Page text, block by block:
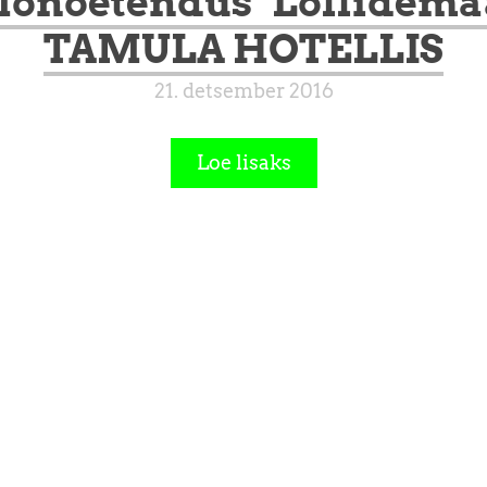
TAMULA HOTELLIS
21. detsember 2016
Loe lisaks